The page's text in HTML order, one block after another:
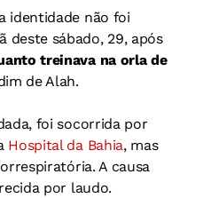
identidade não foi
deste sábado, 29, após
treinava na orla de
de Alah.
foi socorrida por
Hospital da Bahia, mas
A causa
por laudo.